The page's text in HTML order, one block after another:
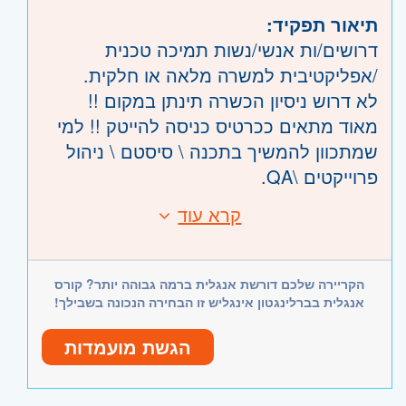
שרון- חדרה וזכרון יעקב, נתניה ועמק חפר,
רעננה, כפר סבא והוד השרון, ראש העין,
הרצליה ורמת השרון
השפלה- ראשון לציון ונס- ציונה, רמלה לוד,
רחובות, יבנה
תיאור תפקיד:
דרושים/ות אנשי/נשות תמיכה טכנית
/אפליקטיבית למשרה מלאה או חלקית.
לא דרוש ניסיון הכשרה תינתן במקום !!
מאוד מתאים ככרטיס כניסה להייטק !! למי
שמתכוון להמשיך בתכנה \ סיסטם \ ניהול
פרוייקטים \QA.
במשמרות בוקר, ערב וסופי שבוע -מהבית!
התמיכה באמצעות השתלטות מרחוק על
התוכנה שמותקנת אצל הלקוח.
המשרה מתאימה לסטודנטים וסטודנטיות
בעלי/ות ידע בסיסי במחשב המעוניינים /ות
ניהול מערכות מידע/ לוגיסטיקה/ייעוץ ארגוני-
יתרון!
היכרות עם מערכת פריוריוטי- יתרון
משרה מלאה, נכונות לעבודה מאומצת.
משרדי החברה בראש העין
קרא עוד
הקריירה שלכם דורשת אנגלית ברמה גבוהה יותר? קורס
אנגלית בברלינגטון אינגליש זו הבחירה הנכונה בשבילך!
הגשת מועמדות